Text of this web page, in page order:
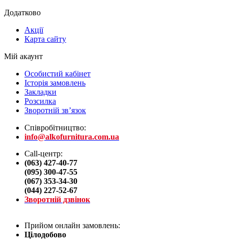
Додатково
Акції
Карта сайту
Мій акаунт
Особистий кабінет
Історія замовлень
Закладки
Розсилка
Зворотній зв’язок
Співробітництво:
info@alkofurnitura.com.ua
Call-центр:
(063) 427-40-77
(095) 300-47-55
(067) 353-34-30
(044) 227-52-67
Зворотній дзвінок
Прийом онлайн замовлень:
Цілодобово